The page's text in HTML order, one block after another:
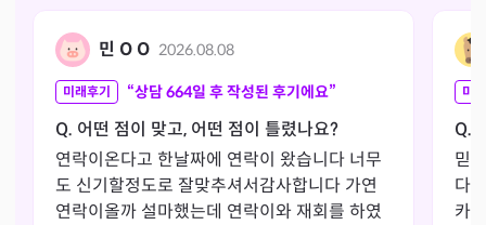
민 O O 2026.08.08
미래후기 “상담664일 후 작성된 후기에요”
Q. 어떤 점이 맞고, 어떤 점이 틀렸나요?
연락이온다고 한날짜에 연락이 왔습니다 너무
도 신기할정도로 잘맞추셔서감사합니다 가연
연락이올까 설마했는데 연락이와 재회를 하였
미
Q.
믿
다
카